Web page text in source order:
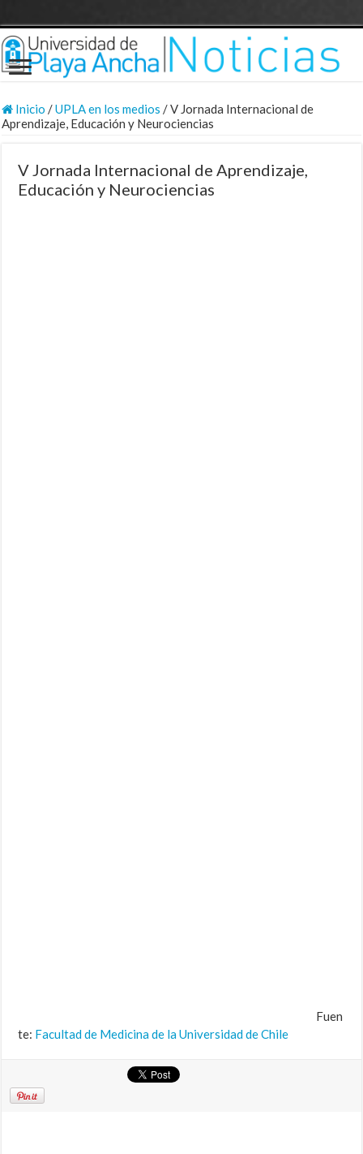
Inicio /UPLA en los medios /V Jornada Internacional de
Aprendizaje, Educación y Neurociencias
V Jornada Internacional de Aprendizaje,
Educación y Neurociencias
Fuen
te: Facultad de Medicina de la Universidad de Chile